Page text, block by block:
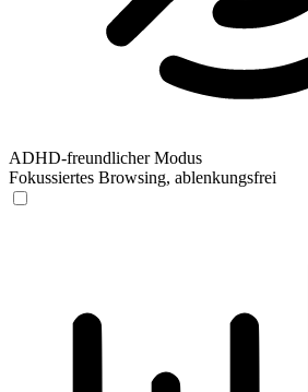
ADHD-freundlicher Modus
Fokussiertes Browsing, ablenkungsfrei